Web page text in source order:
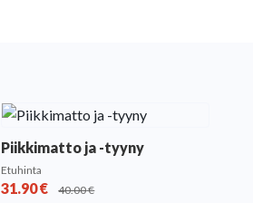
Piikkimatto ja -tyyny
Etuhinta
31.90€ 40.00€